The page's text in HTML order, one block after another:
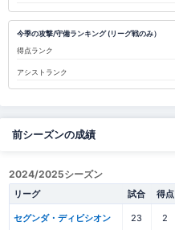
今季の攻撃/守備ランキング (リーグ戦のみ）
得点ランク
アシストランク
前シーズンの成績
2024/2025シーズン
リーグ 試合 得点
セグンダ・ディビシオン 23 2